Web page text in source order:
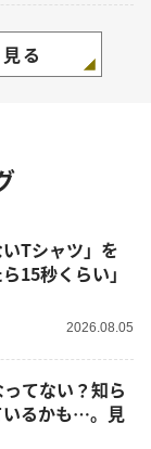
る
Tシャツ」を
15秒くらい」
2026.08.05
いるかも…。見